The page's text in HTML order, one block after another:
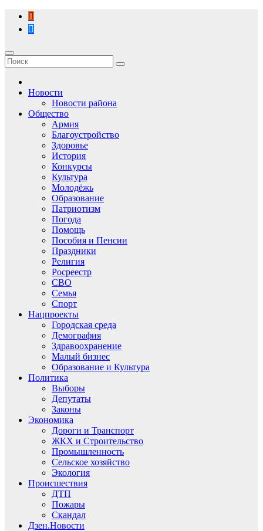
Перейти
содержимому
Новости
Новости района
Общество
Армия
Благоустройство
Здоровье
История
Конкурсы
Культура
Молодёжь
Образование
Патриотизм
Погода
Помощь
Пособия и Пенсии
Праздники
Религия
Росреестр
СВО
Семья
Спорт
Нацпроекты
Городская среда
Демография
Здравоохранение
Малый бизнес
Образование и Культура
Политика
Выборы
Депутаты
Законы
Экономика
Дороги и Транспорт
ЖКХ и Строительство
Промышленность
Сельское хозяйство
Экология
Происшествия
ДТП
Пожары
Скандал
Дзен.Новости